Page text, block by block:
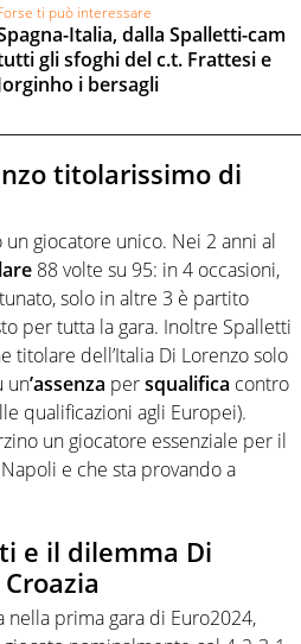
ti può interessare
Italia, dalla Spalletti-cam
gli sfoghi del c.t. Frattesi e
i bersagli
titolarissimo di
giocatore unico. Nei 2 anni al
88 volte su 95: in 4 occasioni,
solo in altre 3 è partito
per tutta la gara. Inoltre Spalletti
titolare dell’Italia Di Lorenzo solo
un’assenza persqualifica contro
qualificazioni agli Europei).
un giocatore essenziale per il
e che sta provando a
e il dilemma Di
nella prima gara di Euro2024,